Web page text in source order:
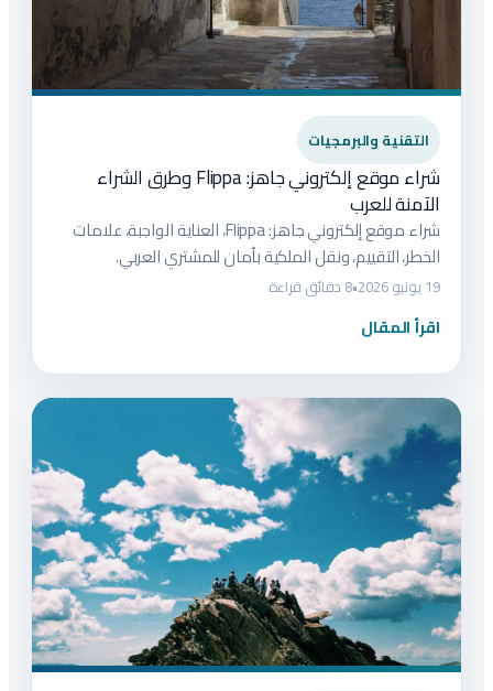
التقنية والبرمجيات
شراء موقع إلكتروني جاهز: Flippa وطرق الشراء
الآمنة للعرب
شراء موقع إلكتروني جاهز: Flippa، العناية الواجبة، علامات
الخطر، التقييم، ونقل الملكية بأمان للمشتري العربي.
19 يونيو 2026 •8 دقائق قراءة
اقرأ المقال